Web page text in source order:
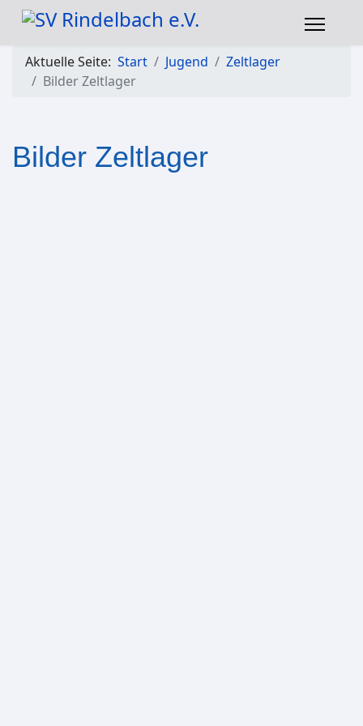
Aktuelle Seite: Start Jugend
Zeltlager
Bilder Zeltlager
Bilder Zeltlager